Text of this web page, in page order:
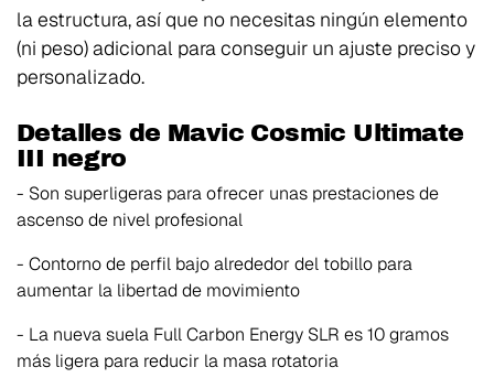
la estructura, así que no necesitas ningún elemento
(ni peso) adicional para conseguir un ajuste preciso y
personalizado.
Detalles de Mavic Cosmic Ultimate
III negro
- Son superligeras para ofrecer unas prestaciones de
ascenso de nivel profesional
- Contorno de perfil bajo alrededor del tobillo para
aumentar la libertad de movimiento
- La nueva suela Full Carbon Energy SLR es 10 gramos
más ligera para reducir la masa rotatoria